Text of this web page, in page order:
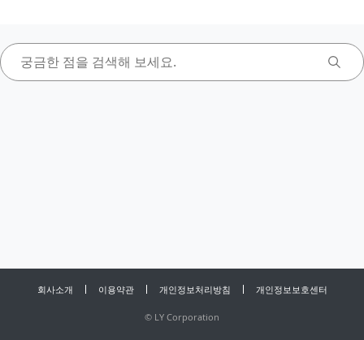
회사소개 이용약관 개인정보처리방침 개인정보보호센터
© LY Corporation